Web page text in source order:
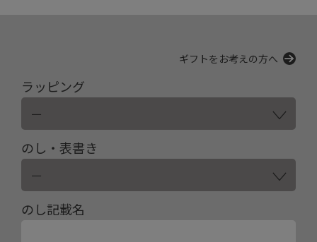
ギフトをお考えの方へ
ラッピング
のし・表書き
のし記載名